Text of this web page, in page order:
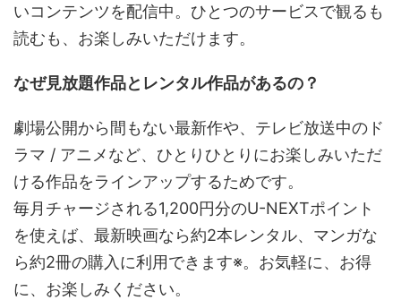
いコンテンツを配信中。ひとつのサービスで観るも
読むも、お楽しみいただけます。
なぜ見放題作品とレンタル作品があるの？
劇場公開から間もない最新作や、テレビ放送中のド
ラマ / アニメなど、ひとりひとりにお楽しみいただ
ける作品をラインアップするためです。
毎月チャージされる1,200円分のU-NEXTポイント
を使えば、最新映画なら約2本レンタル、マンガな
ら約2冊の購入に利用できます※。お気軽に、お得
に、お楽しみください。